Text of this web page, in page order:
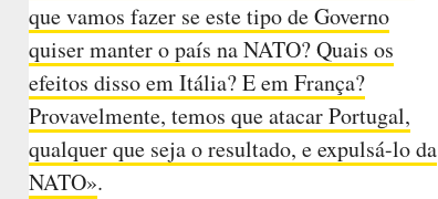
que vamos fazer se este tipo de Governo
quiser manter o país na NATO? Quais os
efeitos disso em Itália? E em França?
Provavelmente, temos que atacar Portugal,
qualquer que seja o resultado, e expulsá-lo da
NATO».